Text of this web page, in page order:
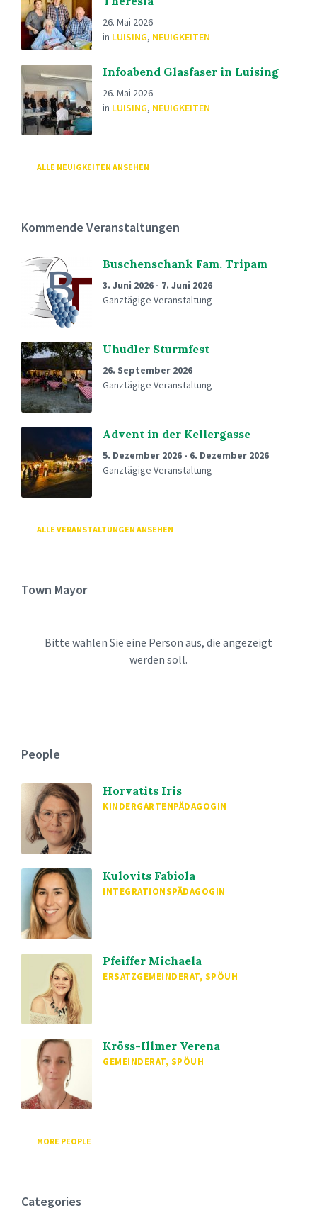
26. Mai 2026
in LUISING, NEUIGKEITEN
Infoabend Glasfaser in Luising
26. Mai 2026
in LUISING, NEUIGKEITEN
ALLE NEUIGKEITEN ANSEHEN
Kommende Veranstaltungen
Buschenschank Fam. Tripam
3. Juni 2026 - 7. Juni 2026
Ganztägige Veranstaltung
Uhudler Sturmfest
26. September 2026
Ganztägige Veranstaltung
Advent in der Kellergasse
5. Dezember 2026 - 6. Dezember 2026
Ganztägige Veranstaltung
ALLE VERANSTALTUNGEN ANSEHEN
Town Mayor
Bitte wählen Sie eine Person aus, die angezeigt
werden soll.
People
Horvatits Iris
KINDERGARTENPÄDAGOGIN
Kulovits Fabiola
INTEGRATIONSPÄDAGOGIN
Pfeiffer Michaela
ERSATZGEMEINDERAT, SPÖUH
Kröss-Illmer Verena
GEMEINDERAT, SPÖUH
MORE PEOPLE
Categories